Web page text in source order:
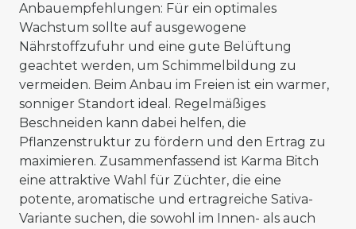
Anbauempfehlungen: Für ein optimales
Wachstum sollte auf ausgewogene
Nährstoffzufuhr und eine gute Belüftung
geachtet werden, um Schimmelbildung zu
vermeiden. Beim Anbau im Freien ist ein warmer,
sonniger Standort ideal. Regelmäßiges
Beschneiden kann dabei helfen, die
Pflanzenstruktur zu fördern und den Ertrag zu
maximieren. Zusammenfassend ist Karma Bitch
eine attraktive Wahl für Züchter, die eine
potente, aromatische und ertragreiche Sativa-
Variante suchen, die sowohl im Innen- als auch